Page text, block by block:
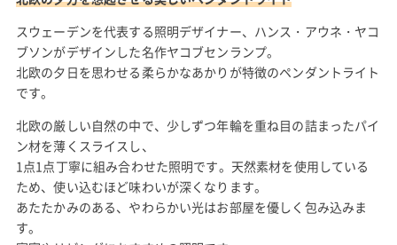
スウェーデンを代表する照明デザイナー、ハンス・アウネ・ヤコ
ブソンがデザインした名作ヤコブセンランプ。
北欧の夕日を思わせる柔らかなあかりが特徴のペンダントライト
です。
北欧の厳しい自然の中で、少しずつ年輪を重ね目の詰まったパイ
ン材を薄くスライスし、
1点1点丁寧に組み合わせた照明です。天然素材を使用している
ため、使い込むほど味わいが深くなります。
あたたかみのある、やわらかい光はお部屋を優しく包み込みま
す。